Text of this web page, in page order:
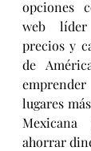
opciones
web
precios y
de
lugares
ahorrar